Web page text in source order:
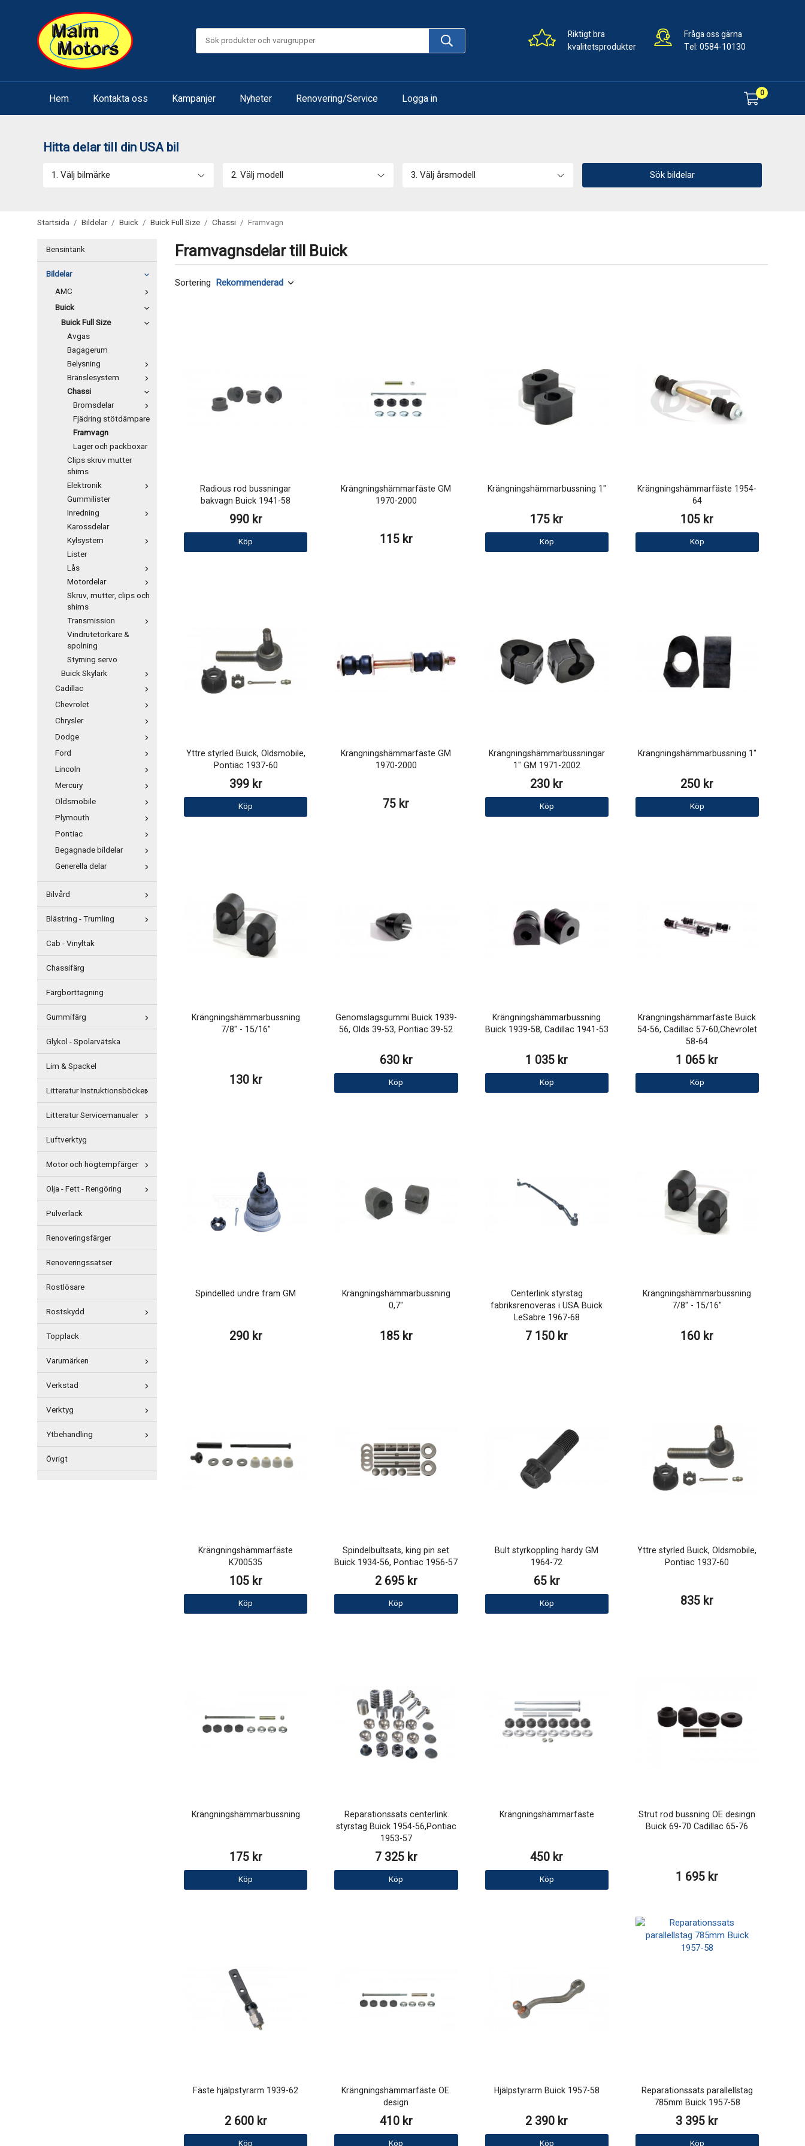
Riktigt bra
kvalitetsprodukter
Fråga oss gärna
Tel:0584-10130
Hem Kontakta oss Kampanjer Nyheter Renovering/Service Logga in 0
Hitta delar till din USA bil
1. Välj bilmärke 2. Välj modell 3. Välj årsmodell Sök bildelar
Startsida / Bildelar / Buick / Buick Full Size / Chassi / Framvagn
Bensintank
Bildelar
AMC
Buick
Buick Full Size
Avgas
Bagagerum
Belysning
Bränslesystem
Chassi
Bromsdelar
Fjädring stötdämpare
Framvagn
Lager och packboxar
Clips skruv mutter
shims
Elektronik
Gummilister
Inredning
Karossdelar
Kylsystem
Lister
Lås
Motordelar
Skruv, mutter, clips och
shims
Transmission
Vindrutetorkare &
spolning
Styrning servo
Buick Skylark
Cadillac
Chevrolet
Chrysler
Dodge
Ford
Lincoln
Mercury
Oldsmobile
Plymouth
Pontiac
Begagnade bildelar
Generella delar
Bilvård
Blästring - Trumling
Cab - Vinyltak
Chassifärg
Färgborttagning
Gummifärg
Glykol - Spolarvätska
Lim & Spackel
Litteratur Instruktionsböcker
Litteratur Servicemanualer
Luftverktyg
Motor och högtempfärger
Olja - Fett - Rengöring
Pulverlack
Renoveringsfärger
Renoveringssatser
Rostlösare
Rostskydd
Topplack
Varumärken
Verkstad
Verktyg
Ytbehandling
Övrigt
Framvagnsdelar till Buick
Sortering
Radious rod bussningar
bakvagn Buick 1941-58
990 kr
Köp
Krängningshämmarfäste GM
1970-2000
115 kr
Krängningshämmarbussning 1"
175 kr
Köp
Krängningshämmarfäste 1954-
64
105 kr
Köp
Yttre styrled Buick, Oldsmobile,
Pontiac 1937-60
399 kr
Köp
Krängningshämmarfäste GM
1970-2000
75 kr
Krängningshämmarbussningar
1" GM 1971-2002
230 kr
Köp
Krängningshämmarbussning 1"
250 kr
Köp
Krängningshämmarbussning
7/8" - 15/16"
130 kr
Genomslagsgummi Buick 1939-
56, Olds 39-53, Pontiac 39-52
630 kr
Köp
Krängningshämmarbussning
Buick 1939-58, Cadillac 1941-53
1 035 kr
Köp
Krängningshämmarfäste Buick
54-56, Cadillac 57-60,Chevrolet
58-64
1 065 kr
Köp
Spindelled undre fram GM
290 kr
Krängningshämmarbussning
0,7"
185 kr
Centerlink styrstag
fabriksrenoveras i USA Buick
LeSabre 1967-68
7 150 kr
Krängningshämmarbussning
7/8" - 15/16"
160 kr
Krängningshämmarfäste
K700535
105 kr
Köp
Spindelbultsats, king pin set
Buick 1934-56, Pontiac 1956-57
2 695 kr
Köp
Bult styrkoppling hardy GM
1964-72
65 kr
Köp
Yttre styrled Buick, Oldsmobile,
Pontiac 1937-60
835 kr
Krängningshämmarbussning
175 kr
Köp
Reparationssats centerlink
styrstag Buick 1954-56,Pontiac
1953-57
7 325 kr
Köp
Krängningshämmarfäste
450 kr
Köp
Strut rod bussning OE desingn
Buick 69-70 Cadillac 65-76
1 695 kr
Fäste hjälpstyrarm 1939-62
2 600 kr
Krängningshämmarfäste OE.
design
410 kr
Hjälpstyrarm Buick 1957-58
2 390 kr
Reparationssats parallellstag
785mm Buick 1957-58
3 395 kr